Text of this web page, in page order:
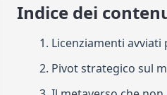
Indice dei
1. Licenziamenti avviati
2. Pivot strategico sul